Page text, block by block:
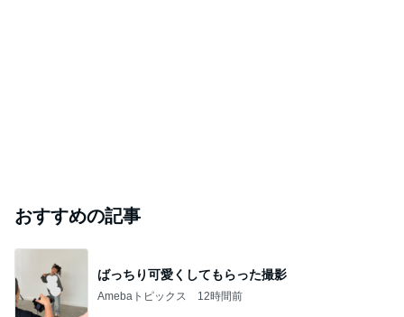
おすすめの記事
ばっちり可愛くしてもらった撮影
Amebaトピックス 12時間前